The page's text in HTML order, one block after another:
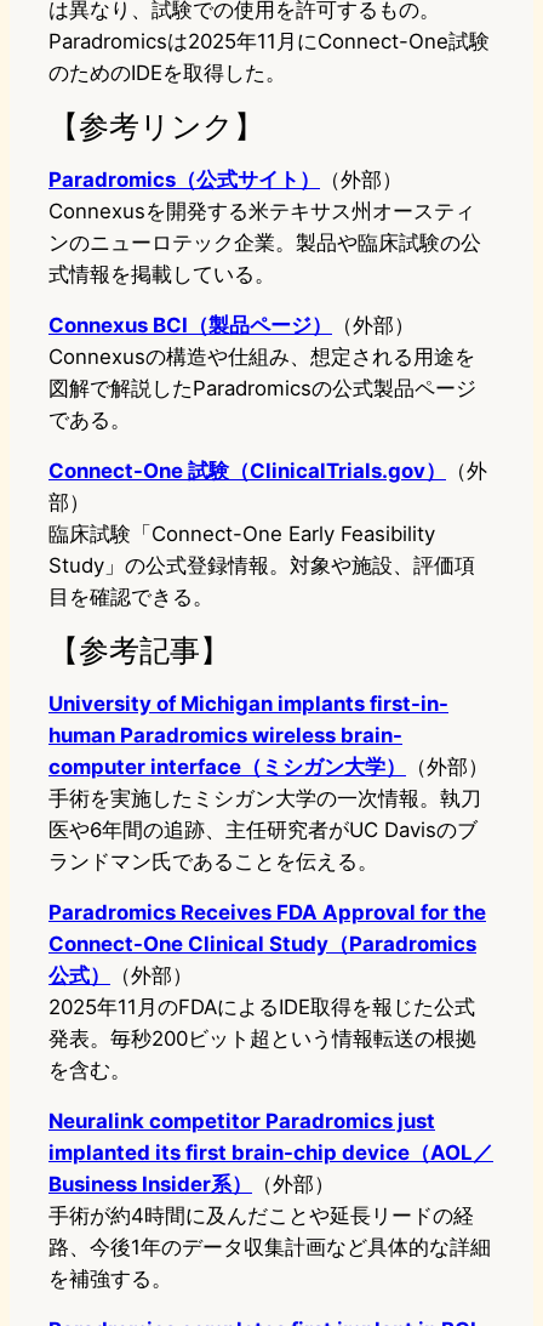
は異なり、試験での使用を許可するもの。
Paradromicsは2025年11月にConnect-One試験
のためのIDEを取得した。
【参考リンク】
Paradromics（公式サイト）
（外部）
Connexusを開発する米テキサス州オースティ
ンのニューロテック企業。製品や臨床試験の公
式情報を掲載している。
Connexus BCI（製品ページ）
（外部）
Connexusの構造や仕組み、想定される用途を
図解で解説したParadromicsの公式製品ページ
である。
Connect-One 試験（ClinicalTrials.gov）
（外
部）
臨床試験「Connect-One Early Feasibility
Study」の公式登録情報。対象や施設、評価項
目を確認できる。
【参考記事】
University of Michigan implants first-in-
human Paradromics wireless brain-
computer interface（ミシガン大学）
（外部）
手術を実施したミシガン大学の一次情報。執刀
医や6年間の追跡、主任研究者がUC Davisのブ
ランドマン氏であることを伝える。
Paradromics Receives FDA Approval for the
Connect-One Clinical Study（Paradromics
公式）
（外部）
2025年11月のFDAによるIDE取得を報じた公式
発表。毎秒200ビット超という情報転送の根拠
を含む。
Neuralink competitor Paradromics just
implanted its first brain-chip device（AOL／
Business Insider系）
（外部）
手術が約4時間に及んだことや延長リードの経
路、今後1年のデータ収集計画など具体的な詳細
を補強する。